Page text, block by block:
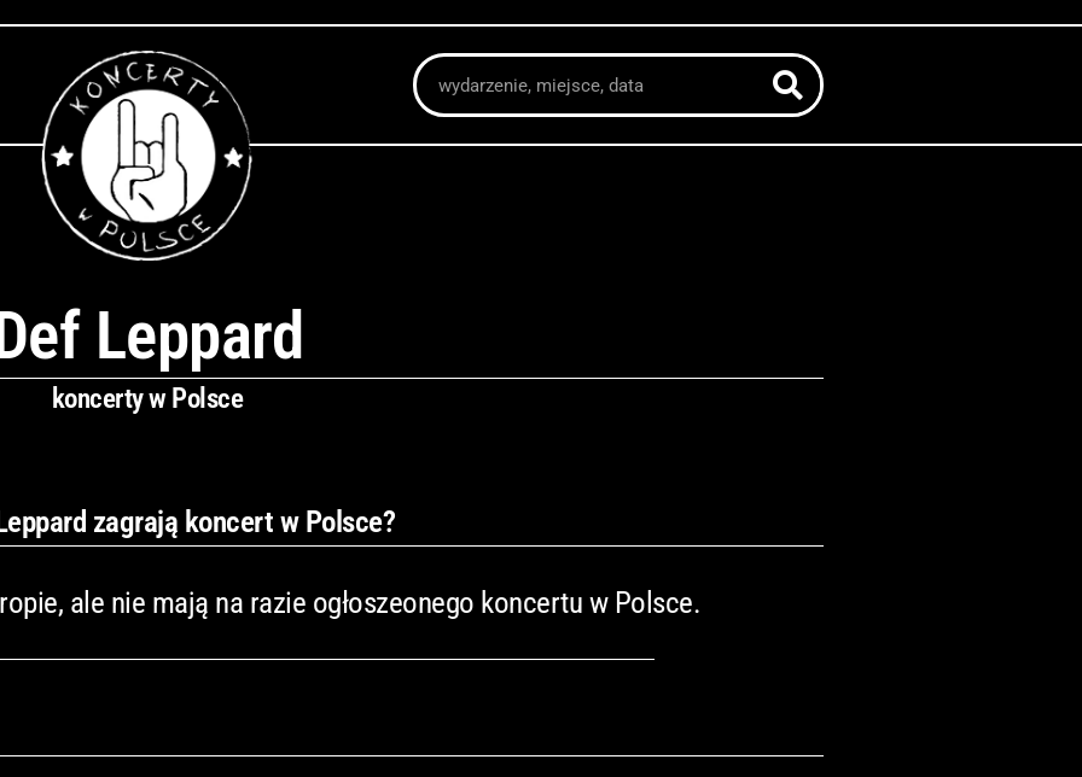
Szukaj
Leppard
koncerty w Polsce
zagrają koncert w Polsce?
ale nie mają na razie ogłoszeonego koncertu w Polsce.